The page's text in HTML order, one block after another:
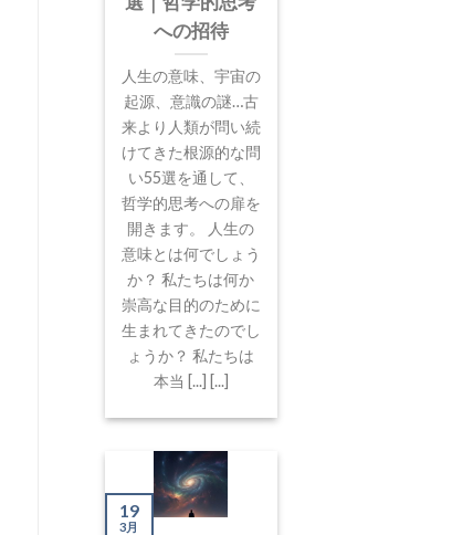
への招待
人生の意味、宇宙の
起源、意識の謎…古
来より人類が問い続
けてきた根源的な問
い55選を通して、
哲学的思考への扉を
開きます。 人生の
意味とは何でしょう
か？ 私たちは何か
崇高な目的のために
生まれてきたのでし
ょうか？ 私たちは
本当 [...] [...]
19
3月